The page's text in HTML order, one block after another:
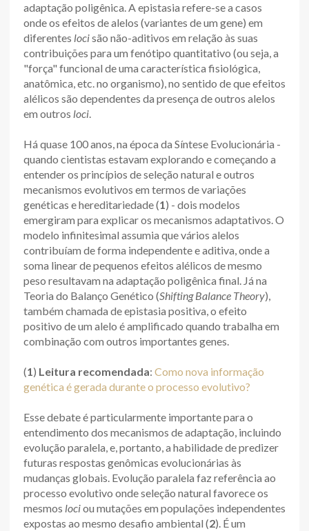
adaptação poligênica. A epistasia refere-se a casos
onde os efeitos de alelos (variantes de um gene) em
diferentes locisão não-aditivos em relação às suas
contribuições para um fenótipo quantitativo (ou seja, a
"força" funcional de uma característica fisiológica,
anatômica, etc. no organismo), no sentido de que efeitos
alélicos são dependentes da presença de outros alelos
em outros loci.
Há quase 100 anos, na época da Síntese Evolucionária -
quando cientistas estavam explorando e começando a
entender os princípios de seleção natural e outros
mecanismos evolutivos em termos de variações
genéticas e hereditariedade (1) - dois modelos
emergiram para explicar os mecanismos adaptativos. O
modelo infinitesimal assumia que vários alelos
contribuíam de forma independente e aditiva, onde a
soma linear de pequenos efeitos alélicos de mesmo
peso resultavam na adaptação poligênica final. Já na
Teoria do Balanço Genético (Shifting Balance Theory),
também chamada de epistasia positiva, o efeito
positivo de um alelo é amplificado quando trabalha em
combinação com outros importantes genes.
(1) Leitura recomendada: Como nova informação
genética é gerada durante o processo evolutivo?
Esse debate é particularmente importante para o
entendimento dos mecanismos de adaptação, incluindo
evolução paralela, e, portanto, a habilidade de predizer
futuras respostas genômicas evolucionárias às
mudanças globais. Evolução paralela faz referência ao
processo evolutivo onde seleção natural favorece os
mesmos lociou mutações em populações independentes
expostas ao mesmo desafio ambiental (2). É um